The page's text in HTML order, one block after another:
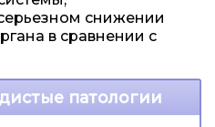
снижении
в сравнении с
патологии